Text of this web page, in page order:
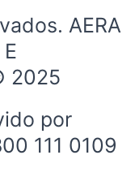
AERA
2025
por
111 0109